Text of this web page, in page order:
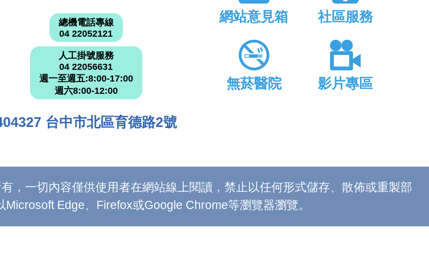
總機電話專線
04 22052121
人工掛號服務
04 22056631
週一至週五:8:00-17:00
週六8:00-12:00
台中市北區育德路2號
網站意見箱 社區服務
無菸醫院 影片專區
，一切內容僅供使用者在網站線上閱讀，禁止以任何形式儲存、散佈或重製部
Edge、Firefox或Google Chrome等瀏覽器瀏覽。